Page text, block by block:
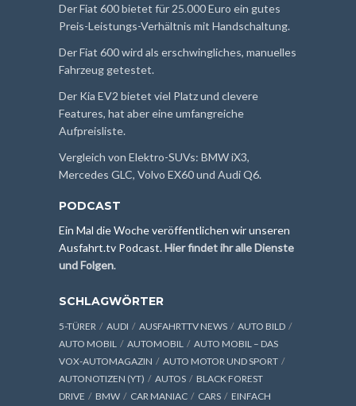
Der Fiat 600 bietet für 25.000 Euro ein gutes
Preis-Leistungs-Verhältnis mit Handschaltung.
Der Fiat 600 wird als erschwingliches, manuelles
Fahrzeug getestet.
Der Kia EV2 bietet viel Platz und clevere
Features, hat aber eine umfangreiche
Aufpreisliste.
Vergleich von Elektro-SUVs: BMW iX3,
Mercedes GLC, Volvo EX60 und Audi Q6.
PODCAST
Ein Mal die Woche veröffentlichen wir unseren
Ausfahrt.tv Podcast.Hier findet ihr alle Dienste
und Folgen.
SCHLAGWÖRTER
5-TÜRER AUDI AUSFAHRTTV NEWS
AUTO BILD
AUTO MOBIL
AUTOMOBIL
AUTO MOBIL – DAS
VOX-AUTOMAGAZIN
AUTO MOTOR UND SPORT
AUTONOTIZEN (YT)
AUTOS
BLACK FOREST
DRIVE
BMW CAR MANIAC CARS
EINFACH